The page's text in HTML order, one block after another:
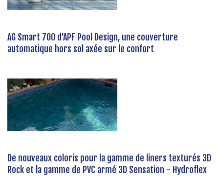
AG Smart 700 d'APF Pool Design, une couverture
automatique hors sol axée sur le confort
De nouveaux coloris pour la gamme de liners texturés 3D
Rock et la gamme de PVC armé 3D Sensation - Hydroflex